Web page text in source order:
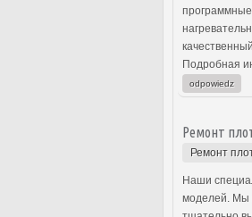
Подробная
odpowiedz
Ремонт
Ремонт
Наши
моделей. Мы